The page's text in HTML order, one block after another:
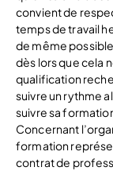
convient de
temps de travail
de même
dès lors que cela
qualification
suivre un rythme
suivre sa
Concernant
formation
contrat de